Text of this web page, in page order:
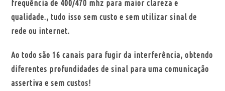
frequência de 400/470 mhz para maior clareza e
qualidade., tudo isso sem custo e sem utilizar sinal de
rede ou internet.
Ao todo são 16 canais para fugir da interferência, obtendo
diferentes profundidades de sinal para uma comunicação
assertiva e sem custos!